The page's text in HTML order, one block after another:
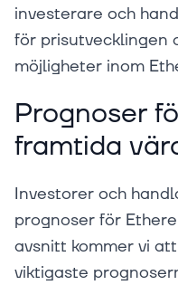
investerare och
för prisutvecklingen
möjligheter inom
Prognoser
framtida
Investorer och
prognoser för
avsnitt kommer vi
viktigaste